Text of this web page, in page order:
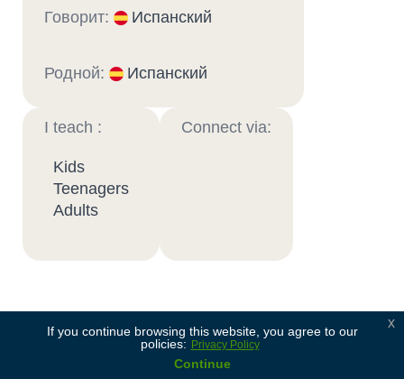
Говорит: Испанский
Родной: Испанский
I teach :
Kids
Teenagers
Adults
Connect via:
Soy profesor de niños y jóvenes, con 10 años de
experiencia en educación formal. Doy clases de
inmersión para todas las edades, desde el nivel
If you continue browsing this website, you agree to our
policies: Privacy Policy
Continue
x